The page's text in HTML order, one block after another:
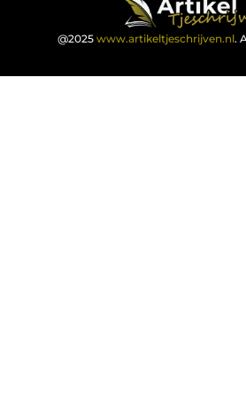
@2025 www.artikeltjeschrijven.nl.